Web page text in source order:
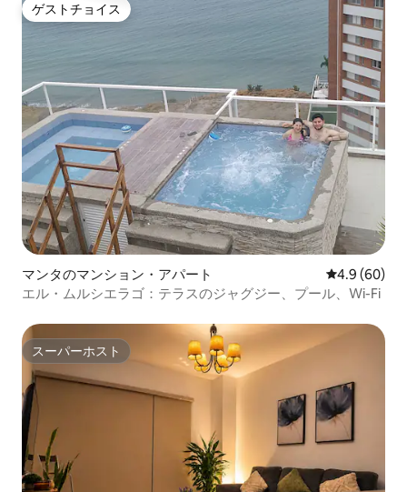
ゲストチョイス
ゲストチョイス
マンタのマンション・アパート レビュー60
4.9 (60)
エル・ムルシエラゴ：テラスのジャグジー、プール、Wi-Fi
スーパーホスト
スーパーホスト